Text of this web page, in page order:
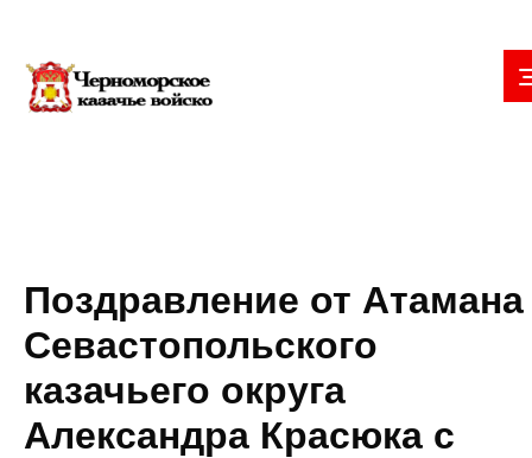
Поздравление от Атамана
Севастопольского
казачьего округа
Александра Красюка с